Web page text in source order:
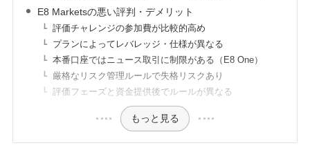
E8 Marketsの悪い評判・デメリット
評価チャレンジの参加費が比較的高め
プランによってレバレッジ・仕様が異なる
本番口座ではニュース取引に制限がある（E8 One）
厳格なリスク管理ルールで失格リスクあり
評価フェーズと資金提供後でルールが異なる
もっと見る